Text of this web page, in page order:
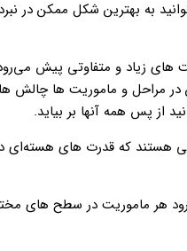
به بهترین شکل ممکن در
های زیاد و متفاوتی پیش
در مراحل و ماموریت ها چالش
از پس همه آنها بر بیاید.
هستند که قدرت های هسته‌ای
هر ماموریت در سطح های